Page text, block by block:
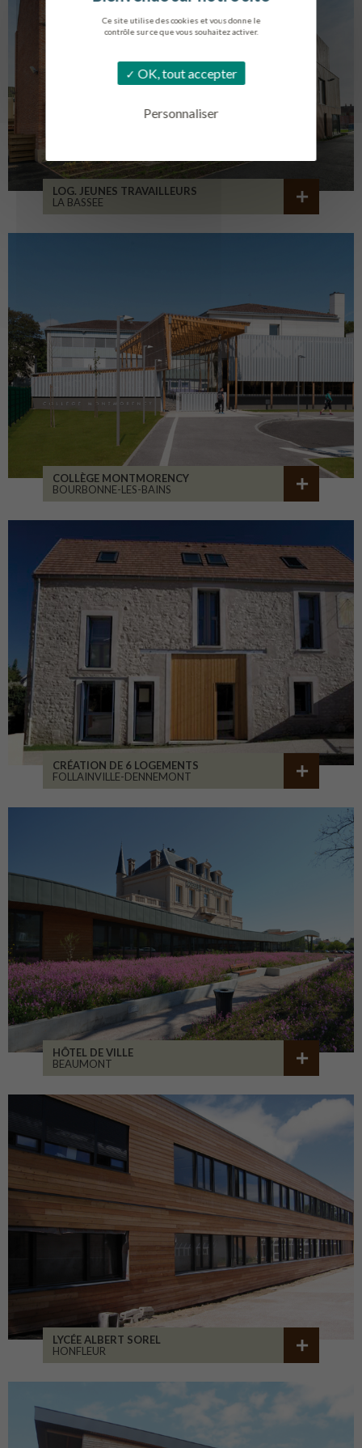
Ce site utilise des cookies et vous donne le
contrôle sur ce que vous souhaitez activer.
OK, tout accepter
Personnaliser
LOG. JEUNES TRAVAILLEURS
LA BASSEE
COLLÈGE MONTMORENCY
BOURBONNE-LES-BAINS
CRÉATION DE 6 LOGEMENTS
FOLLAINVILLE-DENNEMONT
HÔTEL DE VILLE
BEAUMONT
LYCÉE ALBERT SOREL
HONFLEUR